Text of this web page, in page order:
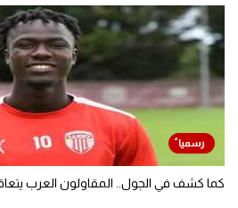
كما كشف في الجول.. المقاولون العرب